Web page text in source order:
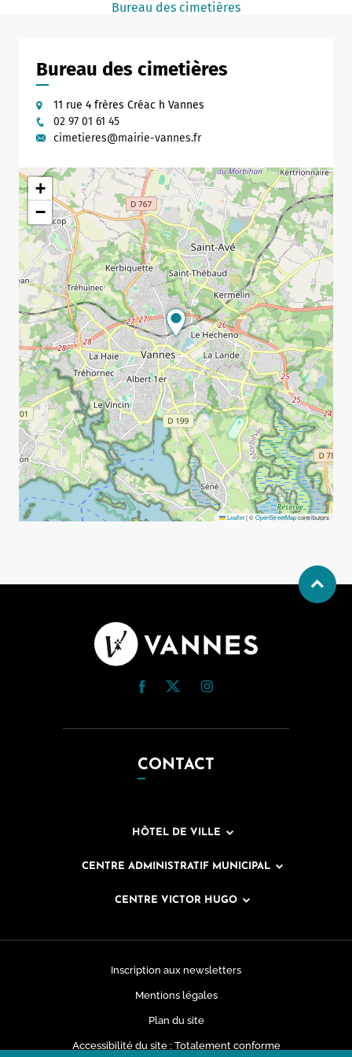
Notaire
Journaliste
Bureau des cimetières
+
−
Leaflet|©OpenStreetMapcontributors
Bureau des cimetières
11 rue 4 frères Créac h Vannes
02 97 01 61 45
cimetieres@mairie-vannes.fr
CONTACT
HÔTEL DE VILLE
CENTRE ADMINISTRATIF MUNICIPAL
CENTRE VICTOR HUGO
Inscription aux newsletters
Mentions légales
Plan du site
Accessibilité du site : Totalement conforme
ShareThis is disabled. Allow